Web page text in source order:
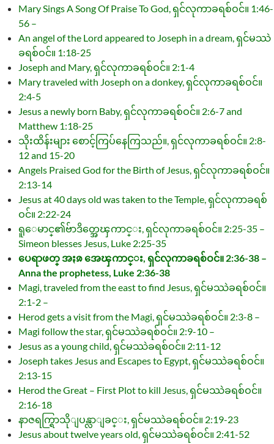
Mary Sings A Song Of Praise To God, ရှင်လုကာခရစ်ဝင်။ 1:46-
56 –
An angel of the Lord appeared to Joseph in a dream, ရှင်မဿဲ
ခရစ်ဝင်။ 1:18-25
Joseph and Mary, ရှင်လုကာခရစ်ဝင်။ 2:1-4
Mary traveled with Joseph on a donkey, ရှင်လုကာခရစ်ဝင်။
2:4-5
Jesus a newly born Baby, ရှင်လုကာခရစ်ဝင်။ 2:6-7 and
Matthew 1:18-25
သိုးထိန်းများ စောင့်ကြပ်နေကြသည်။, ရှင်လုကာခရစ်ဝင်။ 2:8-
12 and 15-20
Angels Praised God for the Birth of Jesus, ရှင်လုကာခရစ်ဝင်။
2:13-14
Jesus at 40 days old was taken to the Temple, ရှင်လုကာခရစ်
ဝင်။ 2:22-24
ရူေမာင္၏ဗ်ာဒိတ္အေၾကာင္း, ရှင်လုကာခရစ်ဝင်။ 2:25-35 –
Simeon blesses Jesus, Luke 2:25-35
ပေရာဖတ္ အႏၷ အေၾကာင္း, ရှင်လုကာခရစ်ဝင်။ 2:36-38 –
Anna the prophetess, Luke 2:36-38
Magi, traveled from the east to find Jesus, ရှင်မဿဲခရစ်ဝင်။
2:1-2 –
Herod gets a visit from the Magi, ရှင်မဿဲခရစ်ဝင်။ 2:3-8 –
Magi follow the star, ရှင်မဿဲခရစ်ဝင်။ 2:9-10 –
Jesus as a young child, ရှင်မဿဲခရစ်ဝင်။ 2:11-12
Joseph takes Jesus and Escapes to Egypt, ရှင်မဿဲခရစ်ဝင်။
2:13-15
Herod the Great – First Plot to kill Jesus, ရှင်မဿဲခရစ်ဝင်။
2:16-18
နာဇရက္ရြာသိုျပန္လာျခင္း, ရှင်မဿဲခရစ်ဝင်။ 2:19-23
Jesus about twelve years old, ရှင်မဿဲခရစ်ဝင်။ 2:41-52